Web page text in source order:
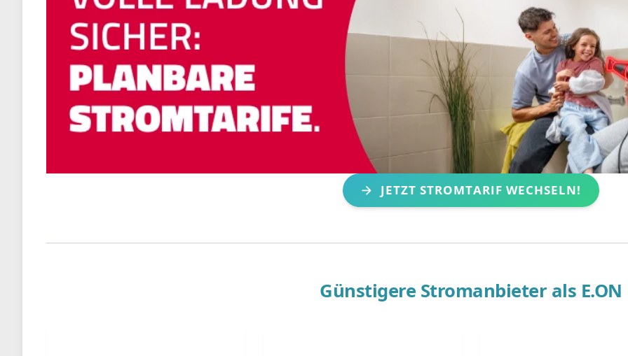
JETZT STROMTARIF WECHSELN!
Günstigere Stromanbieter als E.ON